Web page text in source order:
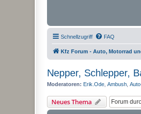
Schnellzugriff FAQ
Kfz Forum - Auto, Motorrad
Nepper, Schlepper,
Moderatoren: Erik.Ode Ambush
Neues Thema